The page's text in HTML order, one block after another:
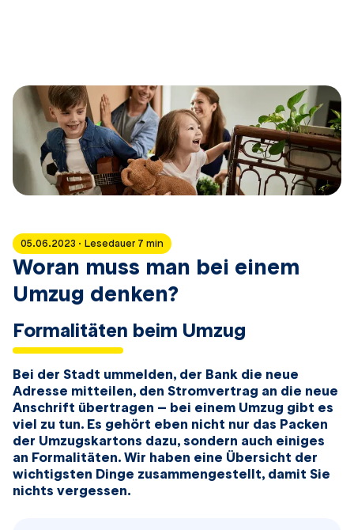
05.06.2023 · Lesedauer 7 min
Woran muss man bei einem
Umzug denken?
Formalitäten beim Umzug
Bei der Stadt ummelden, der Bank die neue
Adresse mitteilen, den Stromvertrag an die neue
Anschrift übertragen – bei einem Umzug gibt es
viel zu tun. Es gehört eben nicht nur das Packen
der Umzugskartons dazu, sondern auch einiges
an Formalitäten. Wir haben eine Übersicht der
wichtigsten Dinge zusammengestellt, damit Sie
nichts vergessen.